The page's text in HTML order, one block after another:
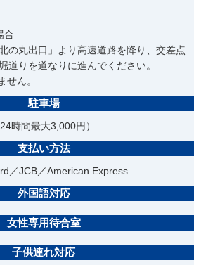
合
の丸出口」より高速道路を降り、交差点
道りを道なりに進んでください。
ん。
駐車場
時間最大3,000円）
支払い方法
／JCB／American Express
外国語対応
女性専用待合室
子供連れ対応